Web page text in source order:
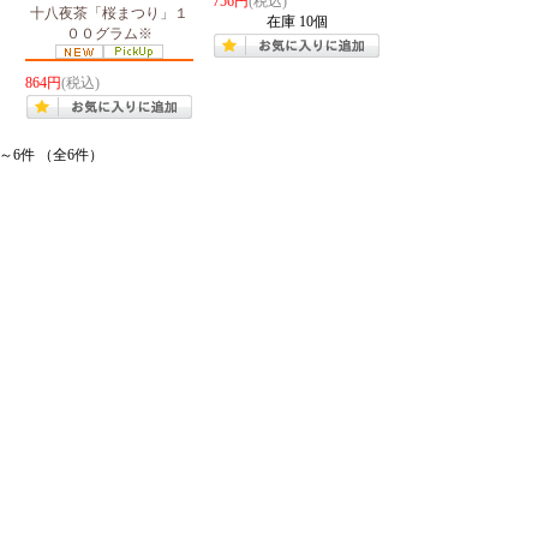
十八夜茶「桜まつり」１
００グラム※
864円(税込)
在庫 10個
6件 （全6件）